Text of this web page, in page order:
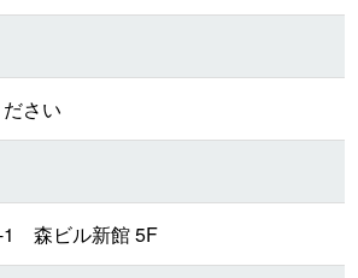
さい
1 森ビル新館 5F